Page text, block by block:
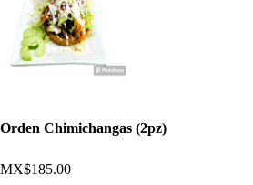
Orden Chimichangas (2pz)
MX$185.00